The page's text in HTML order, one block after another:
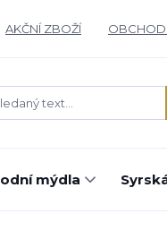
AKČNÍ ZBOŽÍ OBCHOD
mýdla